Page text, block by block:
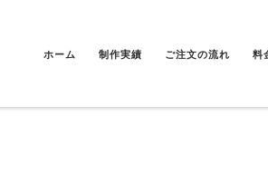
ホーム 制作実績 ご注文の流れ 料